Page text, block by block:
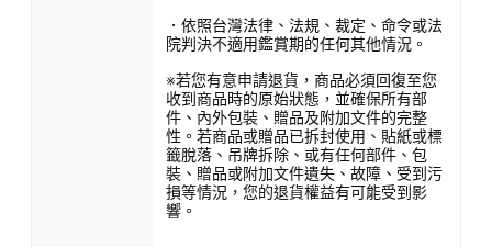
．依照台灣法律、法規、裁定、命令或法
院判決不適用鑑賞期的任何其他情況。
※若您有意申請退貨，商品必須回復至您
收到商品時的原始狀態，並確保所有部
件、內外包裝、贈品及附加文件的完整
性。若商品或贈品已拆封使用、貼紙或標
籤脫落、吊牌拆除、或有任何部件、包
裝、贈品或附加文件遺失、故障、受到污
損等情況，您的退貨權益有可能受到影
響。